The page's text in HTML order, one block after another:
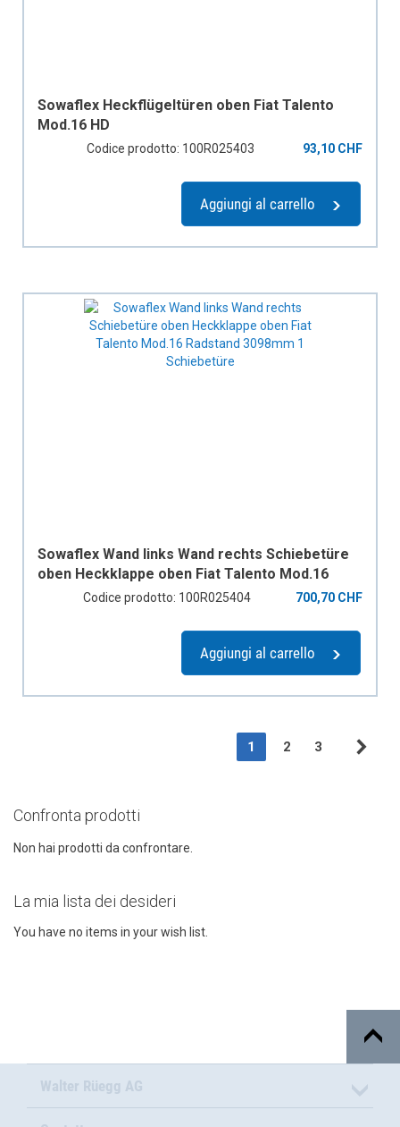
Sowaflex Heckflügeltüren oben Fiat Talento
Mod.16 HD
Codice prodotto: 100R025403 93,10 CHF
Aggiungi al carrello
Sowaflex Wand links Wand rechts Schiebetüre
oben Heckklappe oben Fiat Talento Mod.16
Radstand 3098mm 1 Schiebetüre
Codice prodotto: 100R025404 700,70 CHF
Aggiungi al carrello
PageYou're currently
1 Page
2 Page
3
Confronta prodotti
Non hai prodotti da confrontare.
La mia lista dei desideri
You have no items in your wish list.
Walter Rüegg AG